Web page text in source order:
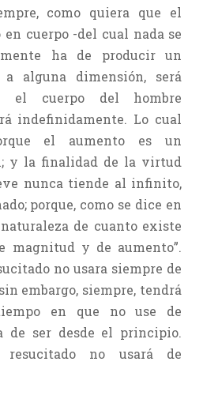
como quiera que el
cuerpo -del cual nada se
ha de producir un
a alguna dimensión, será
el cuerpo del hombre
indefinidamente. Lo cual
el aumento es un
y la finalidad de la virtud
nunca tiende al infinito,
porque, como se dice en
naturaleza de cuanto existe
magnitud y de aumento”.
no usara siempre de
embargo, siempre, tendrá
en que no use de
de ser desde el principio.
no usará de